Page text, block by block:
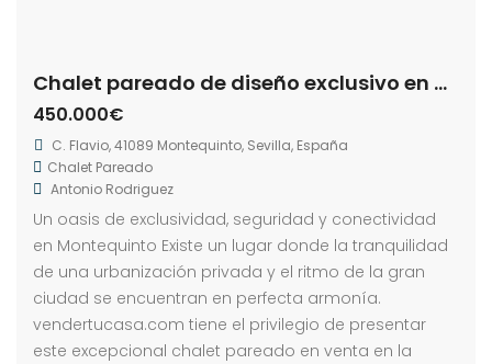
Chalet pareado de diseño exclusivo en Urbanización PuertaQuinto, Montequinto
450.000€
C. Flavio, 41089 Montequinto, Sevilla, España
Chalet Pareado
Antonio Rodriguez
Un oasis de exclusividad, seguridad y conectividad
en Montequinto Existe un lugar donde la tranquilidad
de una urbanización privada y el ritmo de la gran
ciudad se encuentran en perfecta armonía.
vendertucasa.com tiene el privilegio de presentar
este excepcional chalet pareado en venta en la